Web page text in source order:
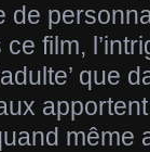
film,
que
même